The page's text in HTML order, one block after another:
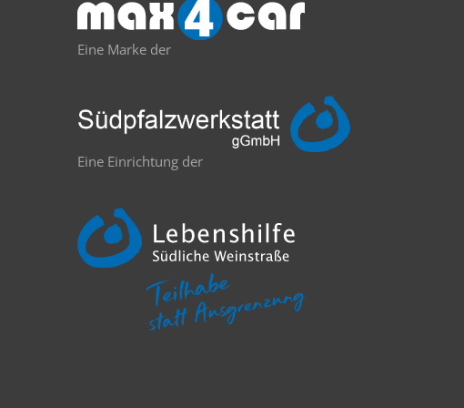
Eine Marke der
Eine Einrichtung der